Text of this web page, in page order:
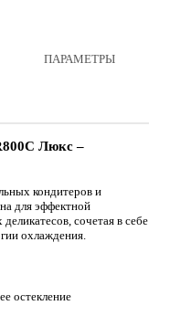
ПАРАМЕТРЫ
Люкс –
кондитеров и
для эффектной
сочетая в себе
охлаждения.
остекление